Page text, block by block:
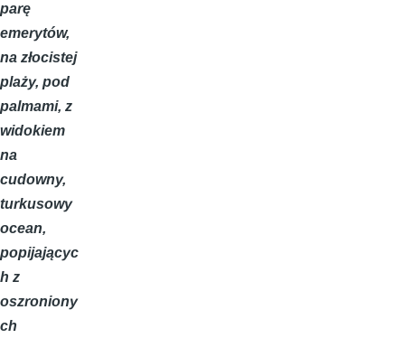
parę
emerytów,
na złocistej
plaży, pod
palmami, z
widokiem
na
cudowny,
turkusowy
ocean,
popijającyc
h z
oszroniony
ch